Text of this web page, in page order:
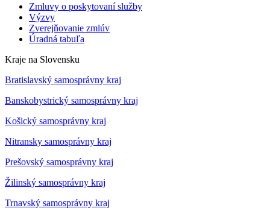
Zmluvy o poskytovaní služby
Výzvy
Zverejňovanie zmlúv
Úradná tabuľa
Kraje na Slovensku
Bratislavský samosprávny kraj
Banskobystrický samosprávny kraj
Košický samosprávny kraj
Nitransky samosprávny kraj
Prešovský samosprávny kraj
Žilinský samosprávny kraj
Trnavský samosprávny kraj